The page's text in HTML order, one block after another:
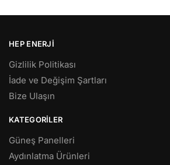
HEP ENERJI
Gizlilik Politikası
İade ve Değişim Şartları
Bize Ulaşın
KATEGORILER
Güneş Panelleri
Aydınlatma Ürünleri